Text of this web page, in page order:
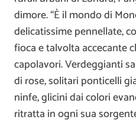
dimore. “È il mondo di
delicatissime pennellate,
fioca e talvolta accecante
capolavori. Verdeggianti
di rose, solitari ponticelli
ninfe, glicini dai colori
ritratta in ogni sua